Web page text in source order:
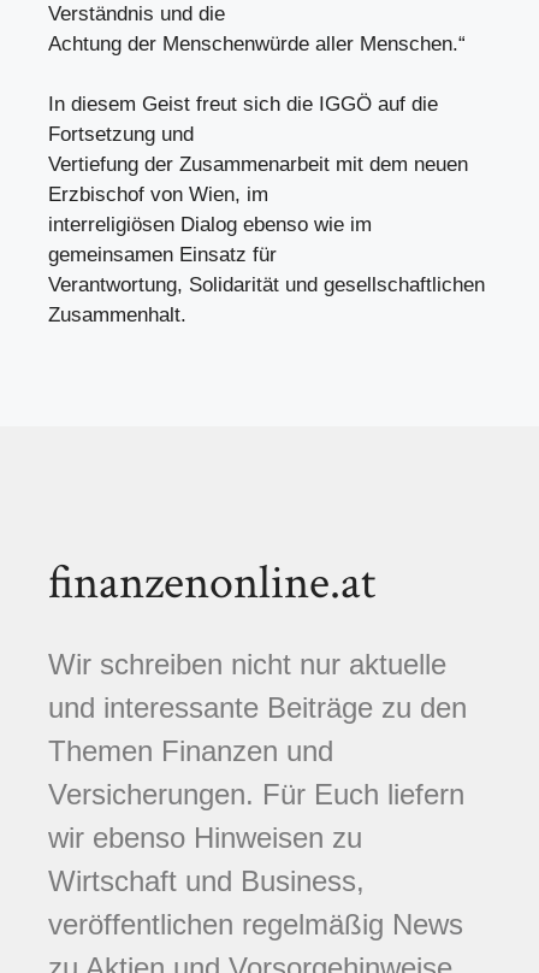
Verständnis und die
Achtung der Menschenwürde aller Menschen.“
In diesem Geist freut sich die IGGÖ auf die
Fortsetzung und
Vertiefung der Zusammenarbeit mit dem neuen
Erzbischof von Wien, im
interreligiösen Dialog ebenso wie im
gemeinsamen Einsatz für
Verantwortung, Solidarität und gesellschaftlichen
Zusammenhalt.
finanzenonline.at
Wir schreiben nicht nur aktuelle
und interessante Beiträge zu den
Themen Finanzen und
Versicherungen. Für Euch liefern
wir ebenso Hinweisen zu
Wirtschaft und Business,
veröffentlichen regelmäßig News